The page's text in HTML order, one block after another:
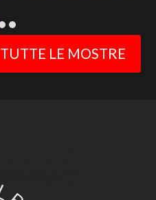
TUTTE LE MOSTRE